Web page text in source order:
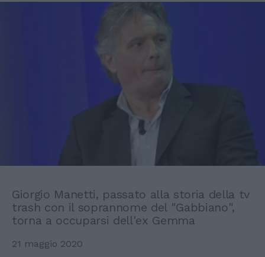
Giorgio Manetti, passato alla storia della tv
trash con il soprannome del "Gabbiano",
torna a occuparsi dell'ex Gemma
21 maggio 2020